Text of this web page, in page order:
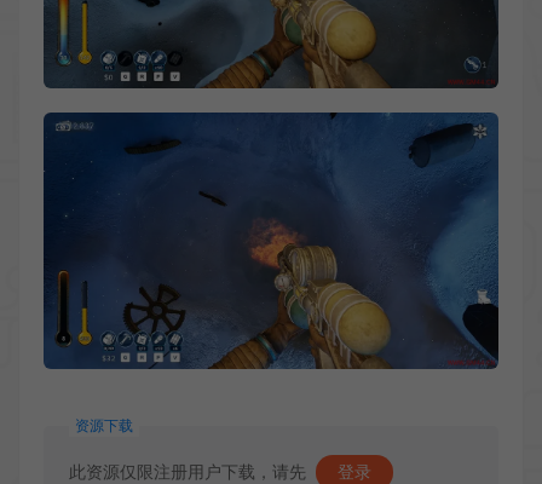
资源下载
此资源仅限注册用户下载，请先 登录